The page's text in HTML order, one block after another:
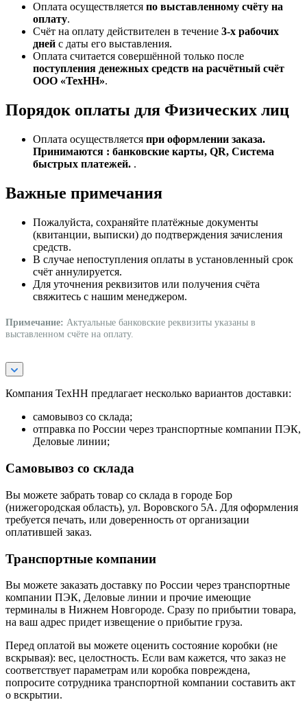
Оплата осуществляется по выставленному счёту на
оплату.
Счёт на оплату действителен в течение 3‑х рабочих
дней с даты его выставления.
Оплата считается совершённой только после
поступления денежных средств на расчётный счёт
ООО «ТехНН».
Порядок оплаты для Физических лиц
Оплата осуществляется при оформлении заказа.
Принимаются : банковские карты, QR, Система
быстрых платежей. .
Важные примечания
Пожалуйста, сохраняйте платёжные документы
(квитанции, выписки) до подтверждения зачисления
средств.
В случае непоступления оплаты в установленный срок
счёт аннулируется.
Для уточнения реквизитов или получения счёта
свяжитесь с нашим менеджером.
Примечание: Актуальные банковские реквизиты указаны в
выставленном счёте на оплату.
Компания ТехНН предлагает несколько вариантов доставки:
самовывоз со склада;
отправка по России через транспортные компании ПЭК,
Деловые линии;
Самовывоз со склада
Вы можете забрать товар со склада в городе Бор
(нижегородская область), ул. Воровского 5А. Для оформления
требуется печать, или доверенность от организации
оплатившей заказ.
Транспортные компании
Вы можете заказать доставку по России через транспортные
компании ПЭК, Деловые линии и прочие имеющие
терминалы в Нижнем Новгороде. Сразу по прибытии товара,
на ваш адрес придет извещение о прибытие груза.
Перед оплатой вы можете оценить состояние коробки (не
вскрывая): вес, целостность. Если вам кажется, что заказ не
соответствует параметрам или коробка повреждена,
попросите сотрудника транспортной компании составить акт
о вскрытии.